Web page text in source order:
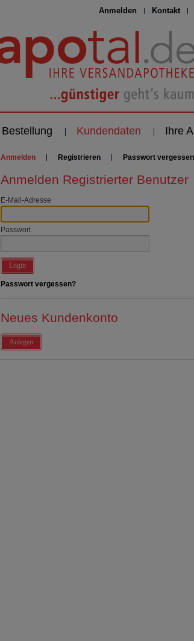
Anmelden Kontakt
Bestellung Kundendaten Ihre
Anmelden Registrieren Passwort
Anmelden Registrierter Benutzer
E-Mail-Adresse
Passwort
Login
Passwort vergessen?
Neues Kundenkonto
Anlegen